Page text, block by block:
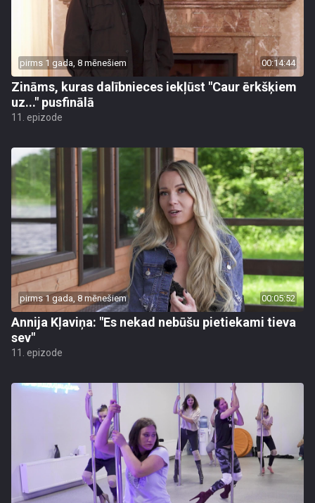
pirms 1 gada, 8 mēnešiem 00:14:44
Zināms, kuras dalībnieces iekļūst "Caur ērkšķiem
uz..." pusfinālā
11. epizode
pirms 1 gada, 8 mēnešiem 00:05:52
Annija Kļaviņa: "Es nekad nebūšu pietiekami tieva
sev"
11. epizode